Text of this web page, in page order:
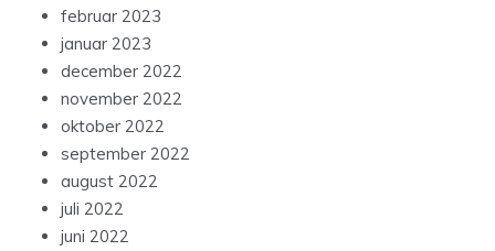
februar 2023
januar 2023
december 2022
november 2022
oktober 2022
september 2022
august 2022
juli 2022
juni 2022